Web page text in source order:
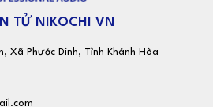
TỬ NIKOCHI VN
Xã Phước Dinh, Tỉnh Khánh Hòa